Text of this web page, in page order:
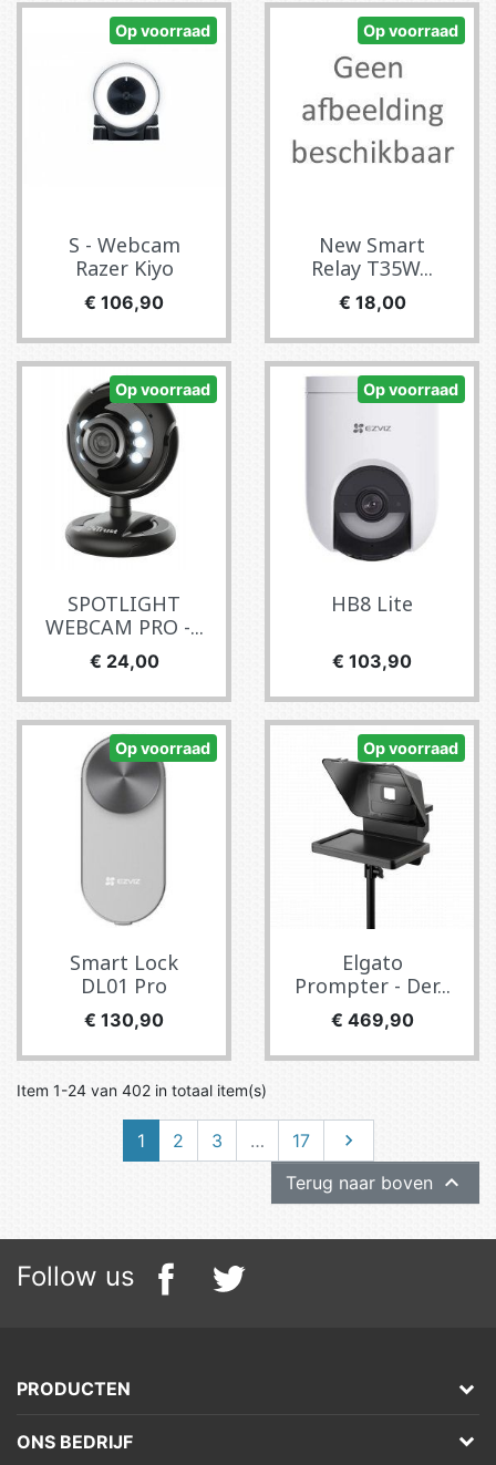
Op voorraad
S - Webcam
Razer Kiyo
Prijs
€ 106,90
Op voorraad
New Smart
Relay T35W...
Prijs
€ 18,00
Op voorraad
SPOTLIGHT
WEBCAM PRO -...
Prijs
€ 24,00
Op voorraad
HB8 Lite
Prijs
€ 103,90
Op voorraad
Smart Lock
DL01 Pro
Prijs
€ 130,90
Op voorraad
Elgato
Prompter - Der...
Prijs
€ 469,90
Item 1-24 van 402 in totaal item(s)
1 2 3 … 17 Volgende

Terug naar boven 
Follow us
PRODUCTEN
ONS BEDRIJF